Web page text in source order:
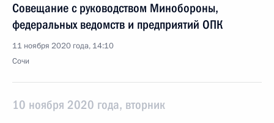
Совещание с руководством Минобороны,
федеральных ведомств и предприятий ОПК
11 ноября 2020 года, 14:10
Сочи
10 ноября 2020 года, вторник